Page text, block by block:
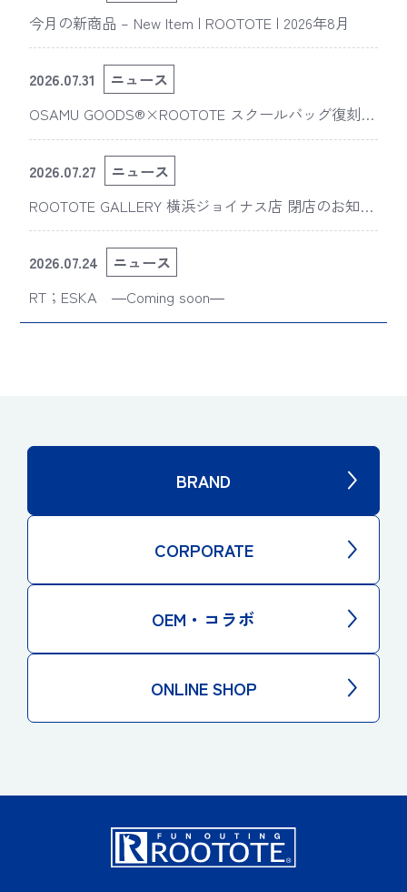
今月の新商品 – New Item | ROOTOTE | 2026年8月
2026.07.31
ニュース
OSAMU GOODS®×ROOTOTE スクールバッグ復刻
版“スライスドアイ”の新デザインが「The 50th Annive
rsary OSAMU GOODS展」に登場
2026.07.27
ニュース
ROOTOTE GALLERY 横浜ジョイナス店 閉店のお知ら
せ
2026.07.24
ニュース
RT；ESKA ―Coming soon―
BRAND
CORPORATE
OEM・コラボ
ONLINE SHOP